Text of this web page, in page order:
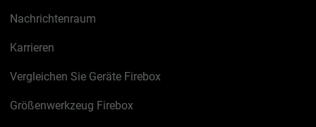
Nachrichtenraum
Karrieren
Vergleichen Sie Geräte Firebox
Größenwerkzeug Firebox